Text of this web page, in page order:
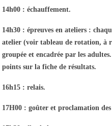
14h00 : échauffement.
14h30 : épreuves en ateliers :
atelier (voir tableau de rotation, à
groupée et encadrée par les
points sur la fiche de résultats.
16h15 : relais.
17H00 : goûter et proclamation